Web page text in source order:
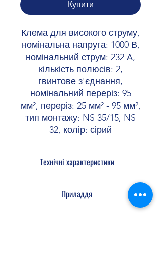
Купити
Клема для високого струму,
номінальна напруга: 1000 В,
номінальний струм: 232 А,
кількість полюсів: 2,
гвинтове з'єднання,
номінальний переріз: 95
мм², переріз: 25 мм² - 95 мм²,
тип монтажу: NS 35/15, NS
32, колір: сірий
Технічні характеристики
Кількість
підключень
Приладдя